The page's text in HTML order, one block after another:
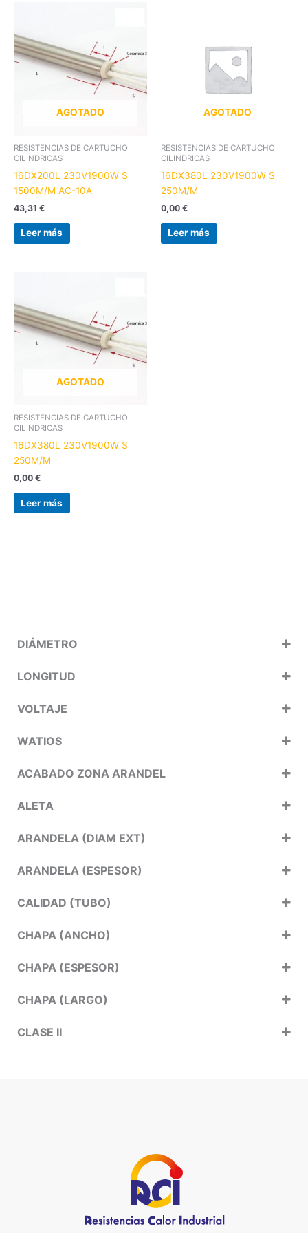
DIÁMETRO
LONGITUD
VOLTAJE
WATIOS
ACABADO ZONA ARANDEL
ALETA
ARANDELA (DIAM EXT)
ARANDELA (ESPESOR)
CALIDAD (TUBO)
CHAPA (ANCHO)
CHAPA (ESPESOR)
CHAPA (LARGO)
CLASE II
AGOTADO
RESISTENCIAS DE CARTUCHO
CILINDRICAS
16DX200L 230V1900W S
1500M/M AC-10A
43,31 €
Leer más
AGOTADO
RESISTENCIAS DE CARTUCHO
CILINDRICAS
16DX380L 230V1900W S
250M/M
0,00 €
Leer más
AGOTADO
RESISTENCIAS DE CARTUCHO
CILINDRICAS
16DX380L 230V1900W S
250M/M
0,00 €
Leer más